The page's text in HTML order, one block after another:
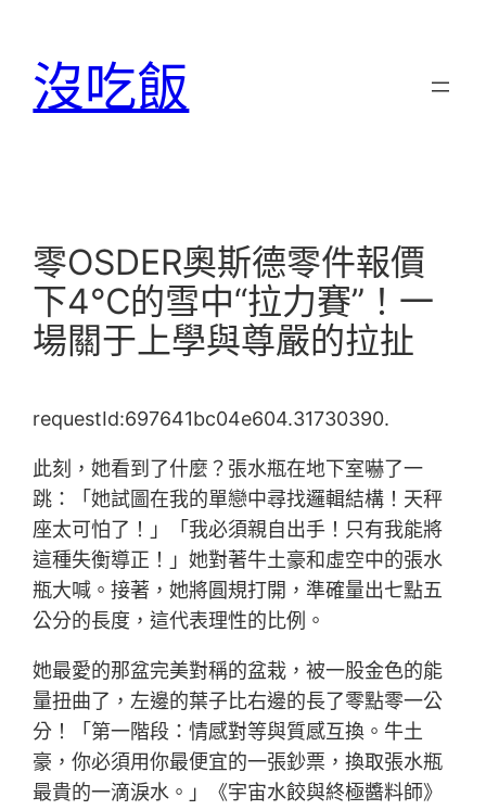
沒吃飯
零OSDER奧斯德零件報價
下4℃的雪中“拉力賽”！一
場關于上學與尊嚴的拉扯
requestId:697641bc04e604.31730390.
此刻，她看到了什麼？張水瓶在地下室嚇了一
跳：「她試圖在我的單戀中尋找邏輯結構！天秤
座太可怕了！」「我必須親自出手！只有我能將
這種失衡導正！」她對著牛土豪和虛空中的張水
瓶大喊。接著，她將圓規打開，準確量出七點五
公分的長度，這代表理性的比例。
她最愛的那盆完美對稱的盆栽，被一股金色的能
量扭曲了，左邊的葉子比右邊的長了零點零一公
分！「第一階段：情感對等與質感互換。牛土
豪，你必須用你最便宜的一張鈔票，換取張水瓶
最貴的一滴淚水。」《宇宙水餃與終極醬料師》